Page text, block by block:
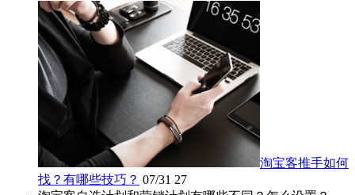
淘宝客推手如何
找？有哪些技巧？ 07/31 27